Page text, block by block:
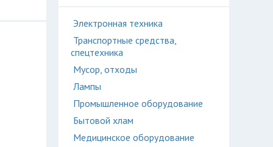
Электронная техника
Транспортные средства,
спецтехника
Мусор, отходы
Лампы
Промышленное оборудование
Бытовой хлам
Медицинское оборудование